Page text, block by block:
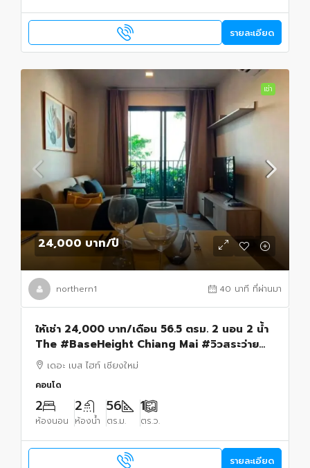
รายละเอียด
เช่า
24,000 บาท/ปี
northern1 40 นาที ที่ผ่านมา
ให้เช่า 24,000 บาท/เดือน 56.5 ตรม. 2 นอน 2 น้ำ
The #BaseHeight Chiang Mai #วิวสระว่ายน้ำ
#เฟอร์นิเจอร์และเครื่องใช้ไฟฟ้าครบ พร้อมเข้าอยู่
เดอะ เบส ไฮท์ เชียงใหม่
คอนโด
2
ห้องนอน
2
ห้องน้ำ
56
ตร.ม.
1
ตร.ว.
รายละเอียด